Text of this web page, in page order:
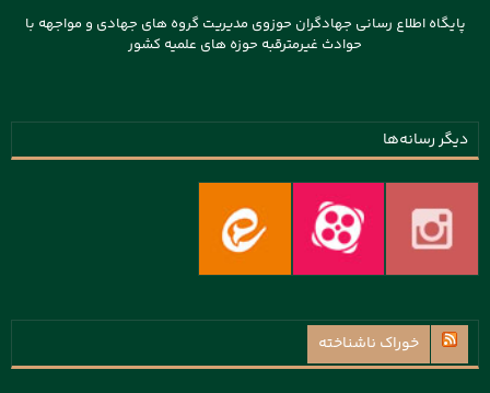
پایگاه اطلاع رسانی جهادگران حوزوی مدیریت گروه های جهادی و مواجهه با
حوادث غیرمترقبه حوزه های علمیه کشور
دیگر رسانه‌ها
خوراک ناشناخته